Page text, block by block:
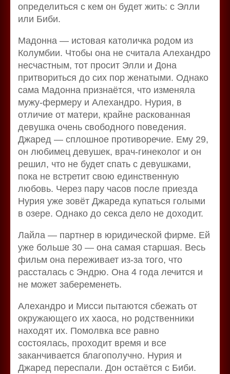
определиться с кем он будет жить: с Элли
или Биби.
Мадонна — истовая католичка родом из
Колумбии. Чтобы она не считала Алехандро
несчастным, тот просит Элли и Дона
притвориться до сих пор женатыми. Однако
сама Мадонна признаётся, что изменяла
мужу-фермеру и Алехандро. Нурия, в
отличие от матери, крайне раскованная
девушка очень свободного поведения.
Джаред — сплошное противоречие. Ему 29,
он любимец девушек, врач-гинеколог и он
решил, что не будет спать с девушками,
пока не встретит свою единственную
любовь. Через пару часов после приезда
Нурия уже зовёт Джареда купаться голыми
в озере. Однако до секса дело не доходит.
Лайла — партнер в юридической фирме. Ей
уже больше 30 — она самая старшая. Весь
фильм она переживает из-за того, что
рассталась с Эндрю. Она 4 года лечится и
не может забеременеть.
Алехандро и Мисси пытаются сбежать от
окружающего их хаоса, но родственники
находят их. Помолвка все равно
состоялась, проходит время и все
заканчивается благополучно. Нурия и
Джаред переспали. Дон остаётся с Биби.